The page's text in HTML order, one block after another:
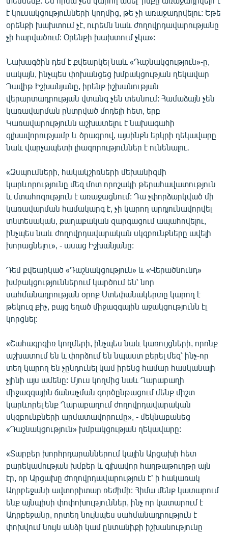
է կուսակցությունների կողմից, թե չի առաջադրվելու: Եթե
օրենքի խախտում չէ, ուրեմն նաև ժողովրդավարությանը
չի հարվածում: Օրենքի խախտում չկա»:
Նախագծին դեմ է քվեարկել նաև «Դաշնակցություն»-ը,
սակայն, ինչպես փոխանցեց խմբակցության ղեկավար
Դավիթ Իշխանյանը, իրենք իշխանության
վերարտադրության վտանգ չեն տեսնում: Համաձայն չեն
կառավարման ընտրված մոդելի հետ, երբ
Կառավարությունն աշխատելու է նախագահի
գլխավորությամբ և ծրագրով, այսինքն երկրի ղեկավարը
նաև վարչապետի լիազորություններ է ունենալու․
«Զսպումների, հակակշիռների մեխանիզմի
կարևորությունը մեզ մոտ որոշակի թերահավատություն
և մտահոգություն է առաջացնում: Դա չփորձարկված մի
կառավարման համակարգ է, չի կարող արդյունավորվել
տնտեսական, քաղաքական զարգացում ապահովելու,
ինչպես նաև ժողովրդավարական սկզբունքները ավելի
խորացնելու», - ասաց Իշխանյանը:
Դեմ քվեարկած «Դաշնակցություն» և «Վերածնունդ»
խմբակցություններում կարծում են՝ նոր
սահմանադրության օրոք Ստեփանակերտը կարող է
թեկուզ քիչ, բայց եղած միջազգային աջակցությունն էլ
կորցնել:
«Շահագրգիռ կողմերի, ինչպես նաև կառույցների, որոնք
աշխատում են և փորձում են նպաստ բերել մեզ՝ ինչ-որ
տեղ կարող են չընդունել կամ իրենց համար հասկանալի
չլինի այս ամենը: Մյուս կողմից նաև Ղարաբաղի
միջազգային ճանաչման գործընթացում մենք միշտ
կարևորել ենք Ղարաբաղում ժողովրդավարական
սկզբունքների արմատավորումը», - մեկնաբանեց
«Դաշնակցություն» խմբակցության ղեկավարը:
«Տարբեր խորհրդարաններում կային Արցախի հետ
բարեկամության խմբեր և գլխավոր հաղթաթուղթը այն
էր, որ Արցախը ժողովրդավարություն է՝ ի հակառակ
Ադրբեջանի ավտորիտար ռեժիմի: Հիմա մենք կատարում
ենք այնպիսի փոփոխություններ, ինչ որ կատարում է
Ադրբեջանը, որտեղ նույնպես սահմանադրություն է
փոխվում նույն անձի կամ ընտանիքի իշխանությունը